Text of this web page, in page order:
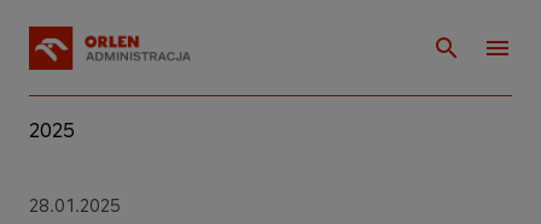
2025
28.01.2025